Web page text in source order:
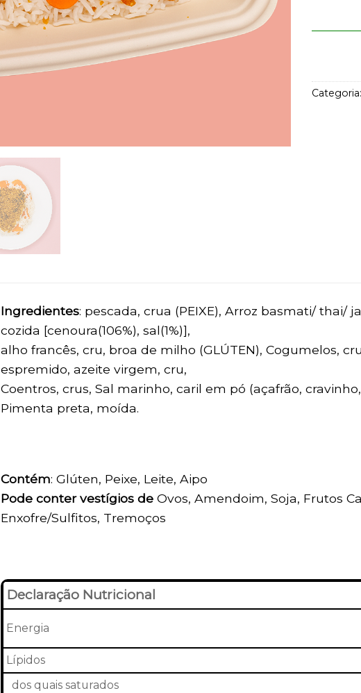
Categoria:
Ingredientes: pescada, crua (PEIXE), Arroz basmati/ thai/
cozida [cenoura(106%), sal(1%)],
alho francês, cru, broa de milho (GLÚTEN), Cogumelos,
espremido, azeite virgem, cru,
Coentros, crus, Sal marinho, caril em pó (açafrão,
Pimenta preta, moída.
Contém: Glúten, Peixe, Leite, Aipo
Pode conter vestígios de Ovos, Amendoim, Soja, Frutos
Enxofre/Sulfitos, Tremoços
Declaração Nutricional
Energia
Lípidos
dos quais saturados